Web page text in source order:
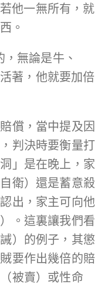
他一無所有，就
。
無論是牛、
著，他就要加倍
償，當中提及因
判決時要衡量打
」是在晚上，家
衛）還是蓄意殺
出，家主可向他
。這裏讓我們看
）的例子，其懲
要作出幾倍的賠
被賣）或性命